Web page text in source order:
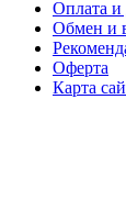
Оплата и
Обмен и
Оферта
Карта